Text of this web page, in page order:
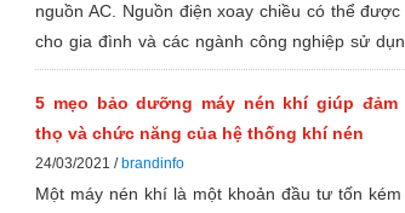
nguồn AC. Nguồn điện xoay chiều có thể
cho gia đình và các ngành công nghiệp sử
công cộng, nếu không, hệ thống điện xoay
chỉ có thể lưu trữ nguồn điện một chiều.
hết tất cả các thiết bị gia dụng, cũng như các
khác có thể hoạt động tùy thuộc vào nguồn điện
5 mẹo bảo dưỡng máy nén khí giúp đảm
thọ và chức năng của hệ thống khí nén
24/03/2021 / brandinfo
Một máy nén khí là một khoản đầu tư tốn